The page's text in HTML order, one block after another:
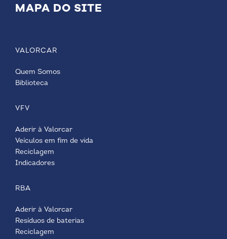
MAPA DO SITE
VALORCAR
Quem Somos
Biblioteca
VFV
Aderir à Valorcar
Veículos em fim de vida
Reciclagem
Indicadores
RBA
Aderir à Valorcar
Resíduos de baterias
Reciclagem